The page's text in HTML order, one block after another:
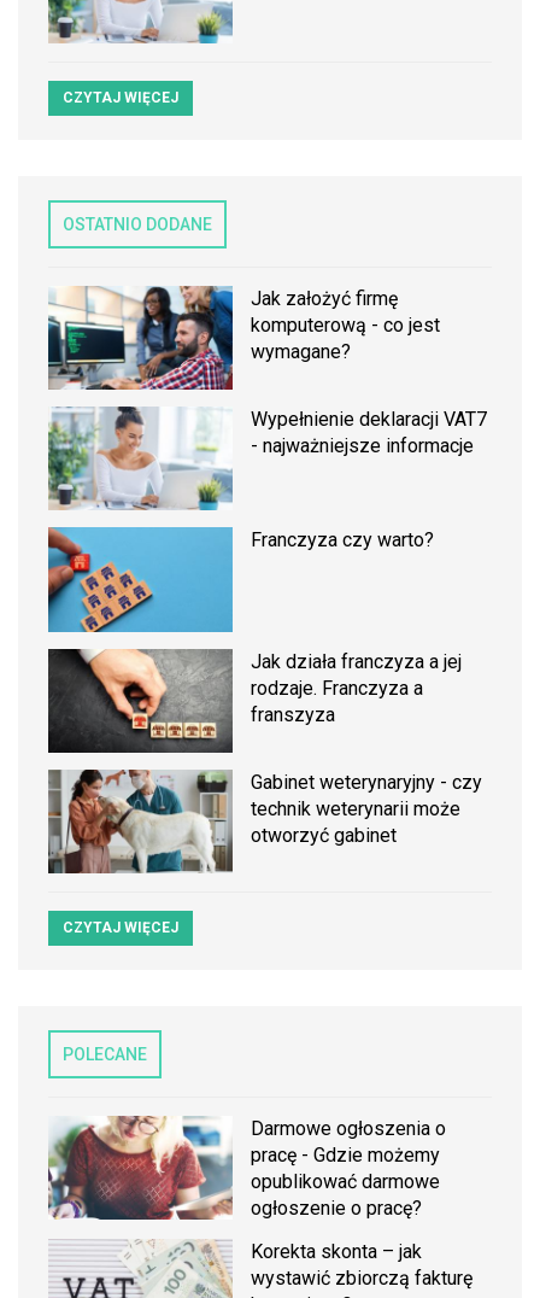
CZYTAJ WIĘCEJ
OSTATNIO DODANE
Jak założyć firmę
komputerową - co jest
wymagane?
Wypełnienie deklaracji VAT7
- najważniejsze informacje
Franczyza czy warto?
Jak działa franczyza a jej
rodzaje. Franczyza a
franszyza
Gabinet weterynaryjny - czy
technik weterynarii może
otworzyć gabinet
CZYTAJ WIĘCEJ
POLECANE
Darmowe ogłoszenia o
pracę - Gdzie możemy
opublikować darmowe
ogłoszenie o pracę?
Korekta skonta – jak
wystawić zbiorczą fakturę